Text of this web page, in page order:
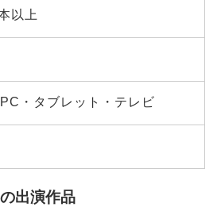
以上
・タブレット・テレビ
出演作品